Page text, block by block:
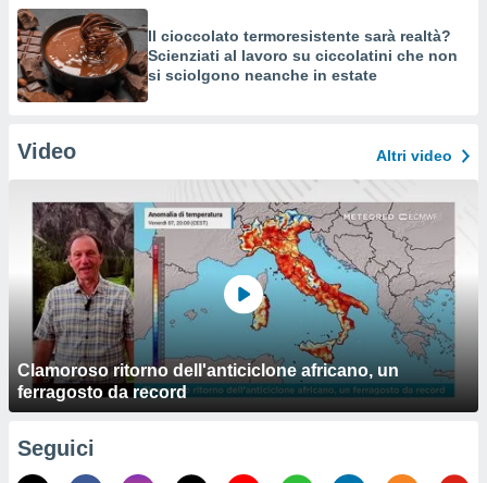
Il cioccolato termoresistente sarà realtà?
Scienziati al lavoro su ciccolatini che non
si sciolgono neanche in estate
Video Altri video
Clamoroso ritorno dell'anticiclone africano, un
ferragosto da record
Seguici